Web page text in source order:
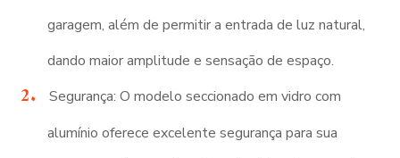
garagem, além de permitir a entrada de luz natural,
dando maior amplitude e sensação de espaço.
Segurança: O modelo seccionado em vidro com
alumínio oferece excelente segurança para sua